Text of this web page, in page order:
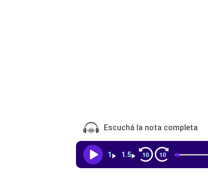
Escuchá la nota completa
1 1.5 10 10